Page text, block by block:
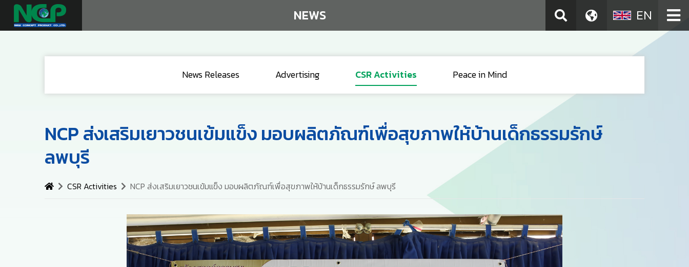
NEWS EN
News Releases Advertising CSR Activities Peace in Mind
NCP ส่งเสริมเยาวชนเข้มแข็ง มอบผลิตภัณฑ์เพื่อสุขภาพให้บ้านเด็กธรรมรักษ์
ลพบุรี
CSR Activities NCP ส่งเสริมเยาวชนเข้มแข็ง มอบผลิตภัณฑ์เพื่อสุขภาพให้บ้านเด็กธรรมรักษ์ ลพบุรี